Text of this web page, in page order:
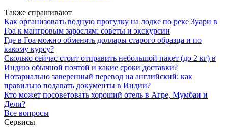
Также спрашивают
Как организовать водную прогулку на лодке по реке Зуари в
Гоа к мангровым зарослям: советы и экскурсии
Где в Гоа можно обменять доллары старого образца и по
какому курсу?
Сколько сейчас стоит отправить небольшой пакет (до 2 кг) в
Индию обычной почтой и какие сроки доставки?
Нотариально заверенный перевод на английский: как
правильно подавать документы в Индии?
Кто может посоветовать хороший отель в Агре, Мумбаи и
Дели?
Все вопросы
Сервисы